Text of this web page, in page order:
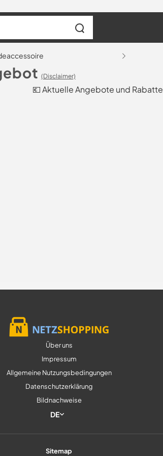
(Disclaimer)
💶 Aktuelle Angebote und Rabatte
Über uns
Impressum
Allgemeine Nutzungsbedingungen
Datenschutzerklärung
Bildnachweise
DE
Sitemap